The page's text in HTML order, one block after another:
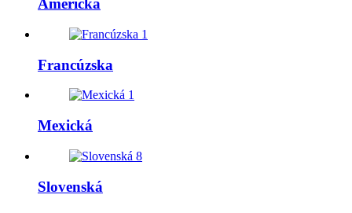
Americká
1
Francúzska
1
Mexická
8
Slovenská